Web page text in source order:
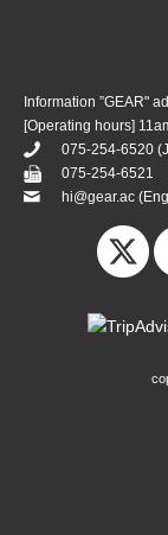
Information ”GEAR"
[Operating hours]
075-254-6520
075-254-6521
hi@gear.ac